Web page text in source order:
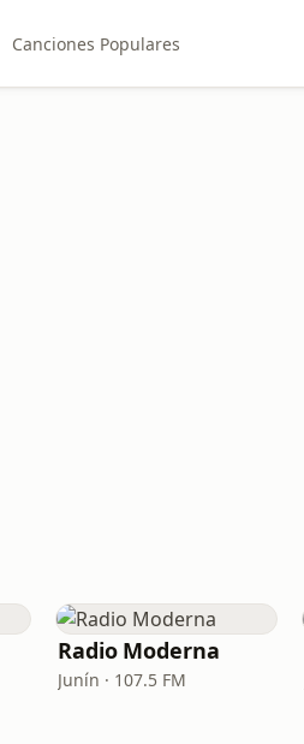
Canciones Populares
Radio Moderna
Junín · 107.5 FM